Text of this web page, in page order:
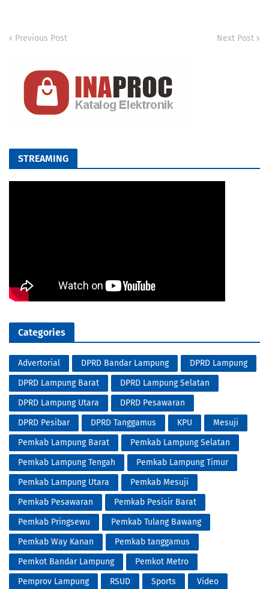
Previous Post Next Post
STREAMING
Categories
Advertorial DPRD Bandar Lampung
DPRD Lampung
DPRD Lampung Barat
DPRD Lampung Selatan
DPRD Lampung Utara
DPRD Pesawaran
DPRD Pesibar
DPRD Tanggamus KPU
Mesuji
Pemkab Lampung Barat
Pemkab Lampung Selatan
Pemkab Lampung Tengah
Pemkab Lampung Timur
Pemkab Lampung Utara
Pemkab Mesuji
Pemkab Pesawaran
Pemkab Pesisir Barat
Pemkab Pringsewu
Pemkab Tulang Bawang
Pemkab Way Kanan
Pemkab tanggamus
Pemkot Bandar Lampung
Pemkot Metro
Pemprov Lampung
RSUD Sports
Video